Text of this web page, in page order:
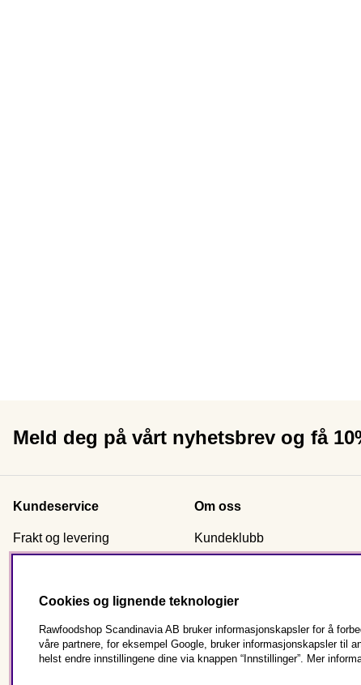
Meld deg på vårt nyhetsbrev og få
Kundeservice
Frakt og levering
Kontakt oss
Bestill som virksomhet
Vanlige spørsmål
Om oss
Kundeklubb
Om Rawfoodshop
Butikkene våre
Cookies og lignende teknologier
Rawfoodshop Scandinavia AB bruker informasjonskapsler for å
våre partnere, for eksempel Google, bruker informasjonskapsler til
helst endre innstillingene dine via knappen “Innstillinger”. Mer